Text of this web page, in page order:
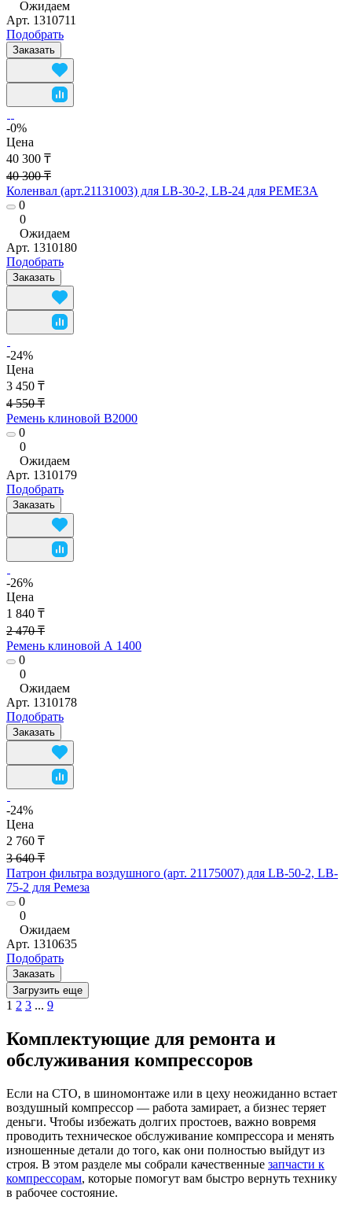
Ожидаем
Арт. 1310711
Подобрать
Заказать
-0%
Цена
40 300 ₸
40 300 ₸
Коленвал (арт.21131003) для LB-30-2, LB-24 для РЕМЕЗА
0
0
Ожидаем
Арт. 1310180
Подобрать
Заказать
-24%
Цена
3 450 ₸
4 550 ₸
Ремень клиновой В2000
0
0
Ожидаем
Арт. 1310179
Подобрать
Заказать
-26%
Цена
1 840 ₸
2 470 ₸
Ремень клиновой А 1400
0
0
Ожидаем
Арт. 1310178
Подобрать
Заказать
-24%
Цена
2 760 ₸
3 640 ₸
Патрон фильтра воздушного (арт. 21175007) для LB-50-2, LB-
75-2 для Ремеза
0
0
Ожидаем
Арт. 1310635
Подобрать
Заказать
Загрузить еще
1 2 3 ... 9
Комплектующие для ремонта и
обслуживания компрессоров
Если на СТО, в шиномонтаже или в цеху неожиданно встает
воздушный компрессор — работа замирает, а бизнес теряет
деньги. Чтобы избежать долгих простоев, важно вовремя
проводить техническое обслуживание компрессора и менять
изношенные детали до того, как они полностью выйдут из
строя. В этом разделе мы собрали качественные запчасти к
компрессорам, которые помогут вам быстро вернуть технику
в рабочее состояние.